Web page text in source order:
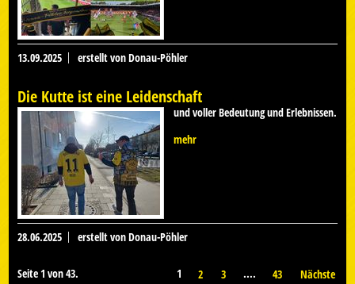
13.09.2025 erstellt von Donau-Pöhler
Die Kutte ist eine Leidenschaft
und voller Bedeutung und Erlebnissen.
mehr
28.06.2025 erstellt von Donau-Pöhler
Seite 1 von 43. 1 2 3 .... 43 Nächste